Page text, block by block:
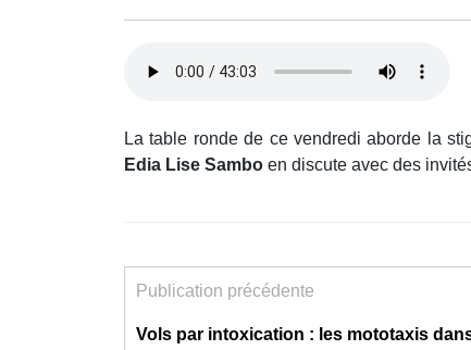
La table ronde de ce vendredi aborde la
Edia Lise Sambo en discute avec des
Publication précédente
Vols par intoxication : les mototaxis